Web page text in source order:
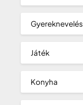
Gyereknevelés
Játék
Konyha